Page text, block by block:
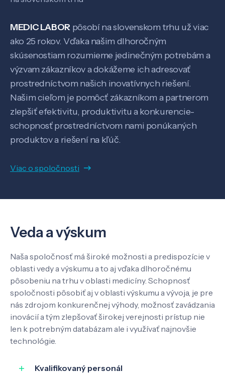
Veda a výskum
Pôsobenie
SK EN
MEDIC LABOR pôsobí na slovenskom trhu už viac
ako 25 rokov. Vďaka našim dlhoročným
skúsenostiam rozumieme jedinečným potrebám a
výzvam zákazníkov a dokážeme ich adresovať
prostredníctvom našich inovatívnych riešení.
Našim cieľom je pomôcť zákazníkom a partnerom
zlepšiť efektivitu, produktivitu a konkurencie-
schopnosť prostredníctvom nami ponúkaných
produktov a riešení na kľúč.
Viac o spoločnosti
Veda a výskum
Naša spoločnosť má široké možnosti a predispozície v
oblasti vedy a výskumu a to aj vďaka dlhoročnému
pôsobeniu na trhu v oblasti medicíny. Schopnosť
spoločnosti pôsobiť aj v oblasti výskumu a vývoja, je pre
nás zdrojom konkurenčnej výhody, možnosť zavádzania
inovácií a tým zlepšovať širokej verejnosti prístup nie
len k potrebným databázam ale i využívať najnovšie
technológie.
Kvalifikovaný personál